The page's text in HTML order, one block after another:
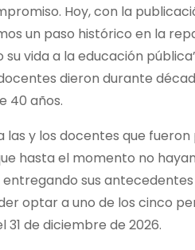
Hoy, con la
un paso histórico en la
vida a la educación
dieron durante
40 años.
las y los docentes que
hasta el momento no
sus
optar a uno de los cinco
de diciembre de 2026.